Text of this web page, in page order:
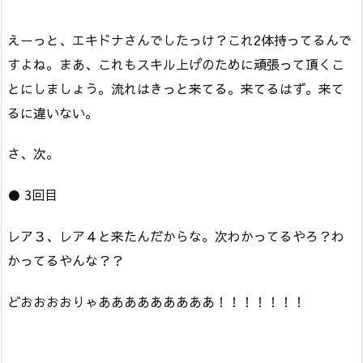
えーっと、エキドナさんでしたっけ？これ2体持ってるんで
すよね。まあ、これもスキル上げのために頑張って頂くこ
とにしましょう。流れはきっと来てる。来てるはず。来て
るに違いない。
さ、次。
● 3回目
レア３、レア４と来たんだからな。次わかってるやろ？わ
かってるやんな？？
どおおおおりゃあああああああああ！！！！！！！